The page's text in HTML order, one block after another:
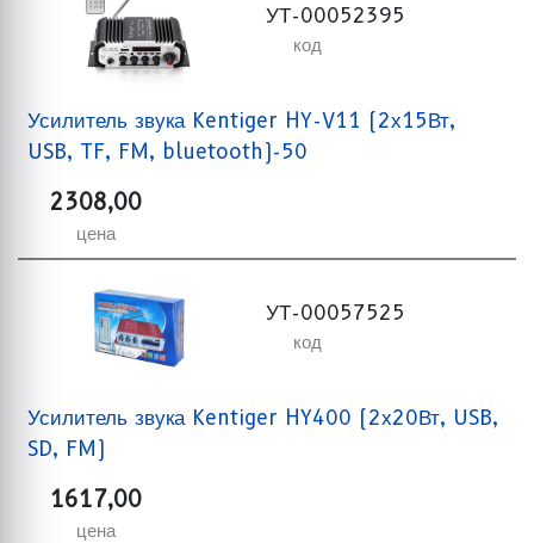
УТ-00052395
код
Усилитель звука Kentiger HY-V11 (2х15Вт,
USB, TF, FM, bluetooth)-50
2308,00
цена
УТ-00057525
код
Усилитель звука Kentiger HY400 (2х20Вт, USB,
SD, FM)
1617,00
цена